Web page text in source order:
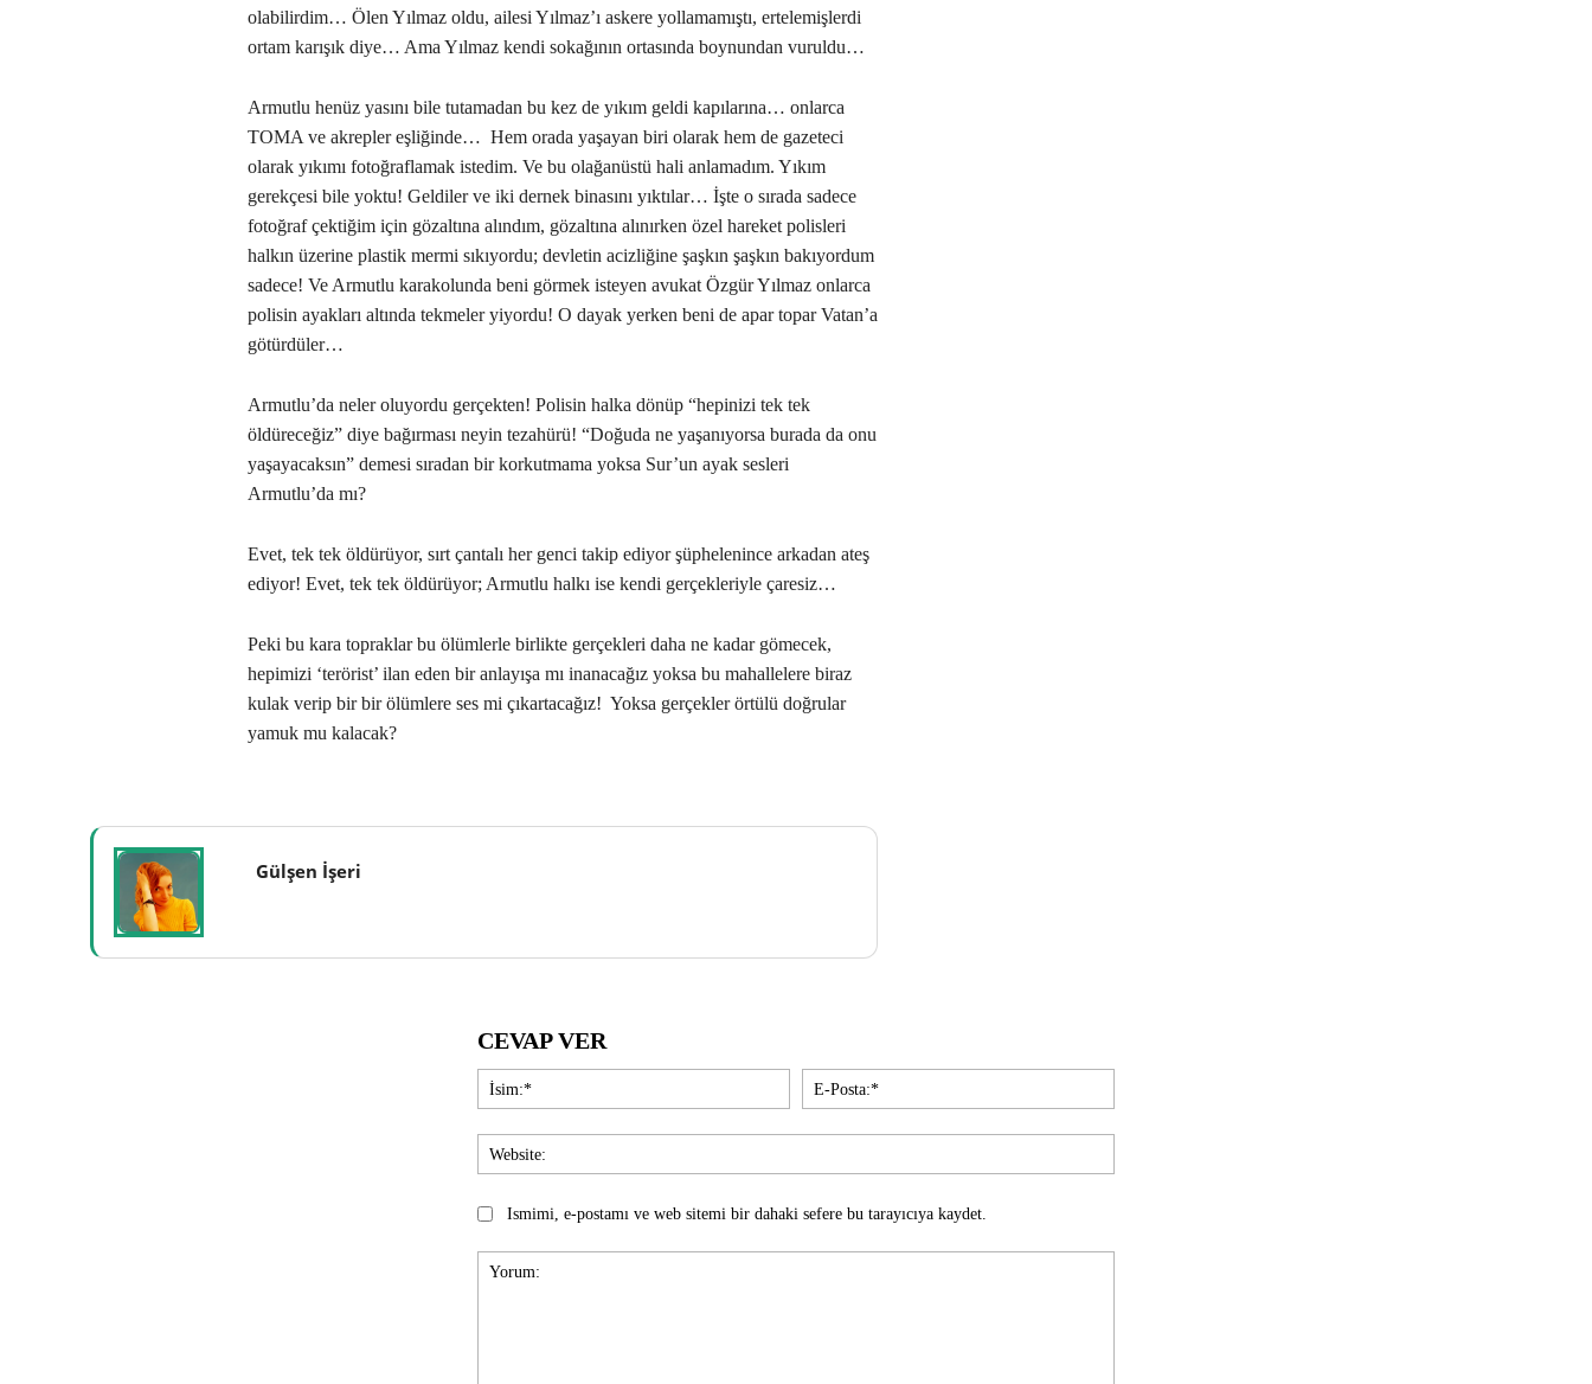
olabilirdim… Ölen Yılmaz oldu, ailesi Yılmaz’ı askere yollamamıştı, ertelemişlerdi
ortam karışık diye… Ama Yılmaz kendi sokağının ortasında boynundan vuruldu…
Armutlu henüz yasını bile tutamadan bu kez de yıkım geldi kapılarına… onlarca
TOMA ve akrepler eşliğinde… Hem orada yaşayan biri olarak hem de gazeteci
olarak yıkımı fotoğraflamak istedim. Ve bu olağanüstü hali anlamadım. Yıkım
gerekçesi bile yoktu! Geldiler ve iki dernek binasını yıktılar… İşte o sırada sadece
fotoğraf çektiğim için gözaltına alındım, gözaltına alınırken özel hareket polisleri
halkın üzerine plastik mermi sıkıyordu; devletin acizliğine şaşkın şaşkın bakıyordum
sadece! Ve Armutlu karakolunda beni görmek isteyen avukat Özgür Yılmaz onlarca
polisin ayakları altında tekmeler yiyordu! O dayak yerken beni de apar topar Vatan’a
götürdüler…
Armutlu’da neler oluyordu gerçekten! Polisin halka dönüp “hepinizi tek tek
öldüreceğiz” diye bağırması neyin tezahürü! “Doğuda ne yaşanıyorsa burada da onu
yaşayacaksın” demesi sıradan bir korkutmama yoksa Sur’un ayak sesleri
Armutlu’da mı?
Evet, tek tek öldürüyor, sırt çantalı her genci takip ediyor şüphelenince arkadan ateş
ediyor! Evet, tek tek öldürüyor; Armutlu halkı ise kendi gerçekleriyle çaresiz…
Peki bu kara topraklar bu ölümlerle birlikte gerçekleri daha ne kadar gömecek,
hepimizi ‘terörist’ ilan eden bir anlayışa mı inanacağız yoksa bu mahallelere biraz
kulak verip bir bir ölümlere ses mi çıkartacağız! Yoksa gerçekler örtülü doğrular
yamuk mu kalacak?
Gülşen İşeri
CEVAP VER
İsim:*
Posta:*
Ismimi, e-postamı ve web sitemi bir dahaki sefere bu tarayıcıya kaydet.